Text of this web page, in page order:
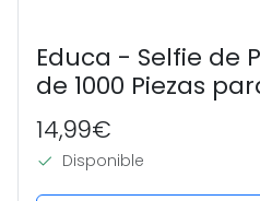
Educa - Selfie de
de 1000 Piezas
Medidas: 68 x 48
Fix Puzzle. A Partir
(19931)
14,99€
Disponible